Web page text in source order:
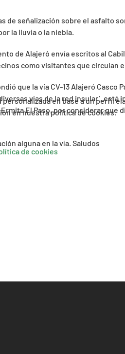
de señalización sobre el asfalto
la lluvia o la niebla.
de Alajeró envía escritos al
como visitantes que circulan
que la vía CV-13 Alajeró Casco
vías de la red insular’,
El Paso, por considerar que
alguna en la vía. Saludos
en base a un perfil
en nuestra política de cookies.
de cookies